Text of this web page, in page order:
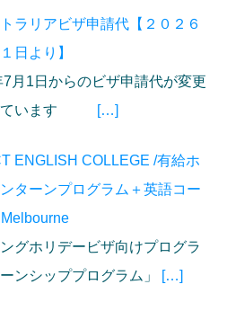
ラリアビザ申請代【２０２６
日より】
7月1日からのビザ申請代が変更
ています
[…]
ENGLISH COLLEGE /有給ホ
ターンプログラム＋英語コー
グホリデービザ向けプログラ
ンシッププログラム」
[…]